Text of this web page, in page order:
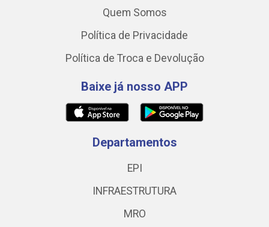
Quem Somos
Política de Privacidade
Política de Troca e Devolução
Baixe já nosso APP
Departamentos
EPI
INFRAESTRUTURA
MRO